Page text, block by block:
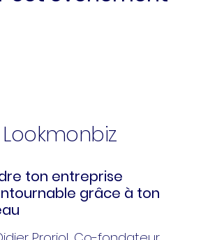
ton entreprise
grâce à ton